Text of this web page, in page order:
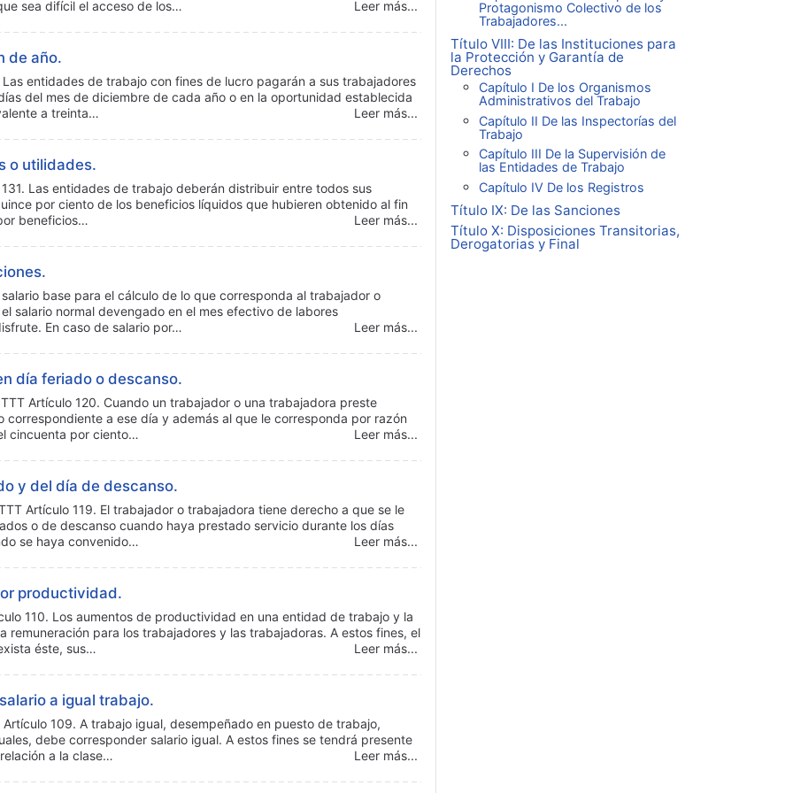
sea difícil el acceso de los… Leer más...
de año.
entidades de trabajo con fines de lucro pagarán a sus trabajadores
del mes de diciembre de cada año o en la oportunidad establecida
a treinta…
Leer más...
o utilidades.
Las entidades de trabajo deberán distribuir entre todos sus
por ciento de los beneficios líquidos que hubieren obtenido al fin
beneficios…
Leer más...
base para el cálculo de lo que corresponda al trabajador o
salario normal devengado en el mes efectivo de labores
En caso de salario por…
Leer más...
día feriado o descanso.
Artículo 120. Cuando un trabajador o una trabajadora preste
a ese día y además al que le corresponda por razón
cincuenta por ciento…
Leer más...
y del día de descanso.
Artículo 119. El trabajador o trabajadora tiene derecho a que se le
o de descanso cuando haya prestado servicio durante los días
se haya convenido…
Leer más...
productividad.
110. Los aumentos de productividad en una entidad de trabajo y la
remuneración para los trabajadores y las trabajadoras. A estos fines, el
éste, sus…
Leer más...
a igual trabajo.
109. A trabajo igual, desempeñado en puesto de trabajo,
debe corresponder salario igual. A estos fines se tendrá presente
a la clase…
Leer más...
Protagonismo Colectivo de los
Trabajadores...
Título VIII: De las Instituciones para
la Protección y Garantía de
Derechos
Capítulo I De los Organismos
Administrativos del Trabajo
Capítulo II De las Inspectorías del
Trabajo
Capítulo III De la Supervisión de
las Entidades de Trabajo
Capítulo IV De los Registros
Título IX: De las Sanciones
Título X: Disposiciones Transitorias,
Derogatorias y Final